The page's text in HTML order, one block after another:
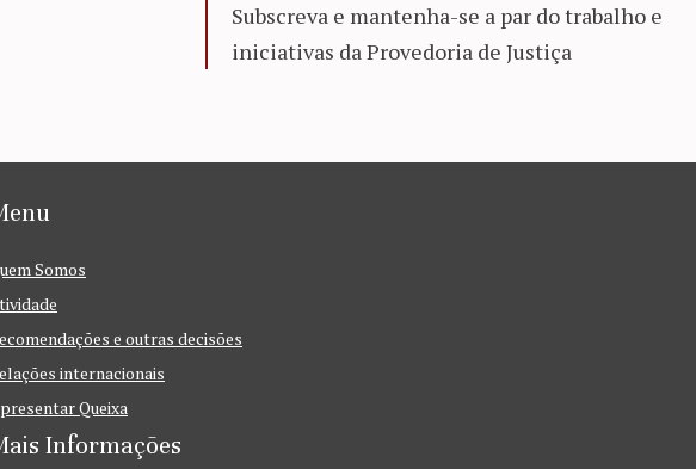
Subscreva e mantenha-se a par do trabalho e
iniciativas da Provedoria de Justiça
Somos
e outras decisões
internacionais
Queixa
Informações